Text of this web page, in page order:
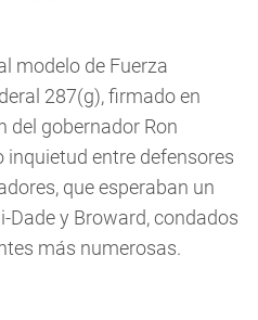
modelo de Fuerza
287(g), firmado en
del gobernador Ron
inquietud entre defensores
que esperaban un
y Broward, condados
más numerosas.